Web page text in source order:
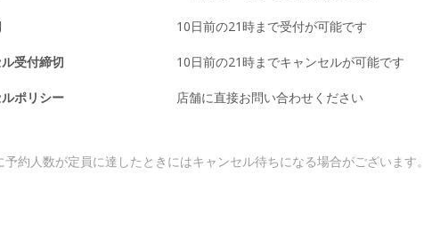
10日前の21時まで受付が可能です
受付締切 10日前の21時までキャンセルが可能です
ポリシー 店舗に直接お問い合わせください
約人数が定員に達したときにはキャンセル待ちになる場合がございます。